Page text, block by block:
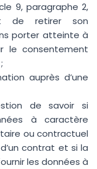
9, paragraphe 2,
de retirer son
porter atteinte à
le consentement
auprès d’une
de savoir si
à caractère
ou contractuel
contrat et si la
les données à